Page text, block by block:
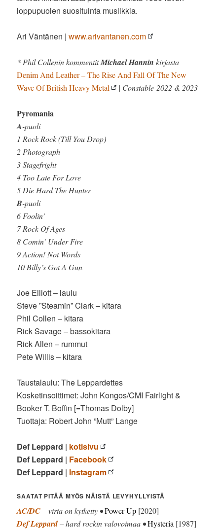
loppupuolen suosituinta musiikkia.
Ari Väntänen |www.arivantanen.com
* Phil Collenin kommentitMichael Hannin kirjasta
Denim And Leather – The Rise And Fall Of The New
Wave Of British Heavy Metal
| Constable 2022 & 2023
Pyromania
A-puoli
1 Rock Rock (Till You Drop)
2 Photograph
3 Stagefright
4 Too Late For Love
5 Die Hard The Hunter
B-puoli
6 Foolin’
7 Rock Of Ages
8 Comin’ Under Fire
9 Action! Not Words
10 Billy’s Got A Gun
Joe Elliott – laulu
Steve ”Steamin” Clark – kitara
Phil Collen – kitara
Rick Savage – bassokitara
Rick Allen – rummut
Pete Willis – kitara
Taustalaulu: The Leppardettes
Kosketinsoittimet: John Kongos/CMI Fairlight &
Booker T. Boffin [=Thomas Dolby]
Tuottaja: Robert John ”Mutt” Lange
Def Leppard | kotisivu
Def Leppard | Facebook
Def Leppard | Instagram
SAATAT PITÄÄ MYÖS NÄISTÄ LEVYHYLLYISTÄ
AC/DC– virta on kytketty •Power Up [2020]
Def Leppard– hard rockin valovoimaa •Hysteria [1987]